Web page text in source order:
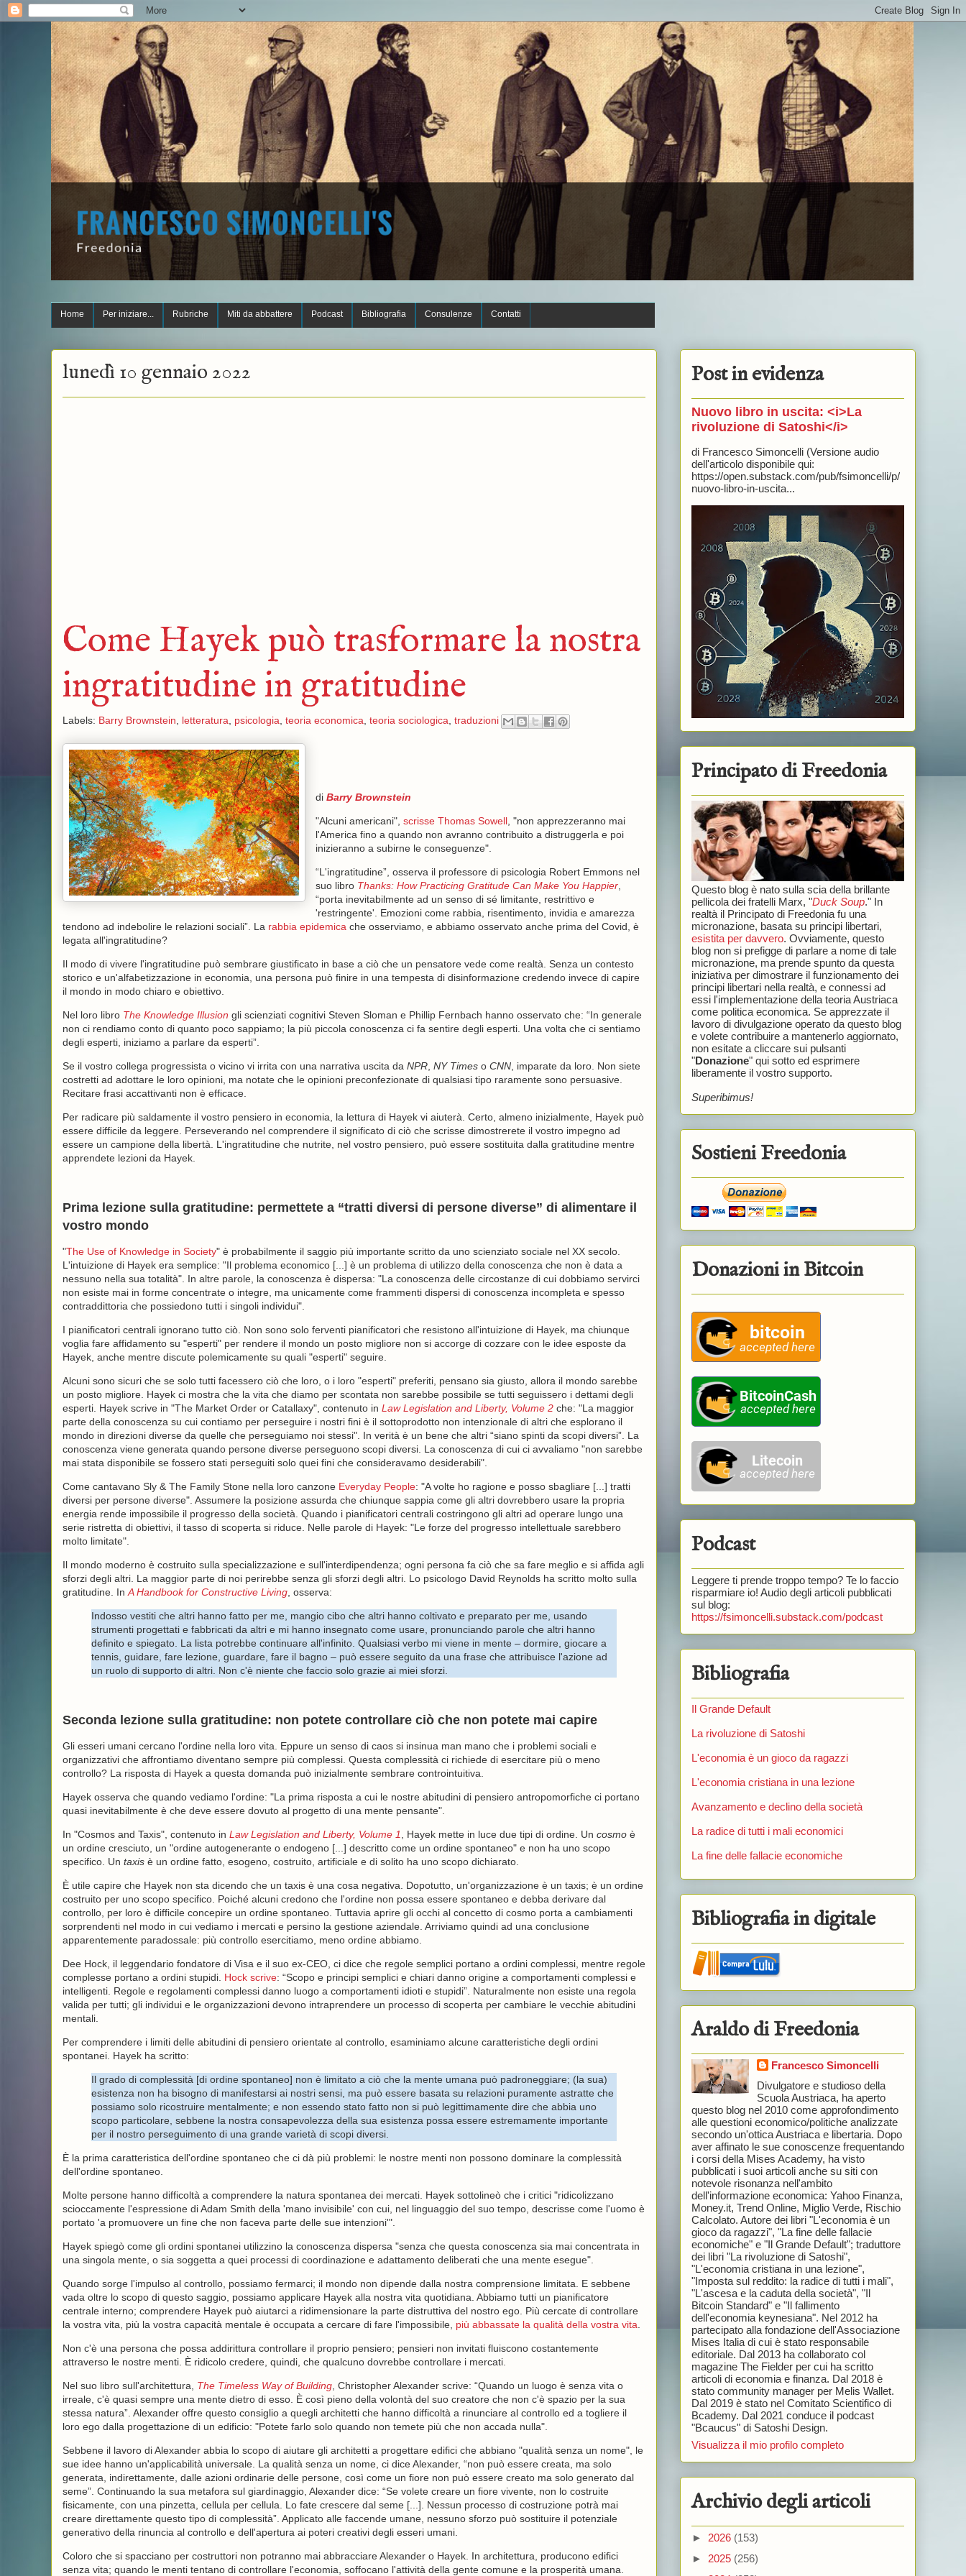
Home Per iniziare... Rubriche Miti da abbattere Podcast Bibliografia Consulenze Contatti
lunedì 10 gennaio 2022
Come Hayek può trasformare la nostra
ingratitudine in gratitudine
Labels: Barry Brownstein, letteratura, psicologia, teoria economica, teoria sociologica, traduzioni
di Barry Brownstein
"Alcuni americani", scrisse Thomas Sowell, "non apprezzeranno mai
l'America fino a quando non avranno contribuito a distruggerla e poi
inizieranno a subirne le conseguenze".
“L'ingratitudine”, osserva il professore di psicologia Robert Emmons nel
suo libro Thanks: How Practicing Gratitude Can Make You Happier,
“porta inevitabilmente ad un senso di sé limitante, restrittivo e
'restringente'. Emozioni come rabbia, risentimento, invidia e amarezza
tendono ad indebolire le relazioni sociali”. La rabbia epidemica che osserviamo, e abbiamo osservato anche prima del Covid, è
legata all'ingratitudine?
Il modo di vivere l'ingratitudine può sembrare giustificato in base a ciò che un pensatore vede come realtà. Senza un contesto
storico e un'alfabetizzazione in economia, una persona può finire in una tempesta di disinformazione credendo invece di capire
il mondo in modo chiaro e obiettivo.
Nel loro libro The Knowledge Illusion gli scienziati cognitivi Steven Sloman e Phillip Fernbach hanno osservato che: “In generale
non ci rendiamo conto di quanto poco sappiamo; la più piccola conoscenza ci fa sentire degli esperti. Una volta che ci sentiamo
degli esperti, iniziamo a parlare da esperti”.
Se il vostro collega progressista o vicino vi irrita con una narrativa uscita da NPR, NY Timeso CNN, imparate da loro. Non siete
costretti ad adottare le loro opinioni, ma notate che le opinioni preconfezionate di qualsiasi tipo raramente sono persuasive.
Recitare frasi accattivanti non è efficace.
Per radicare più saldamente il vostro pensiero in economia, la lettura di Hayek vi aiuterà. Certo, almeno inizialmente, Hayek può
essere difficile da leggere. Perseverando nel comprendere il significato di ciò che scrisse dimostrerete il vostro impegno ad
essere un campione della libertà. L'ingratitudine che nutrite, nel vostro pensiero, può essere sostituita dalla gratitudine mentre
apprendete lezioni da Hayek.
Prima lezione sulla gratitudine: permettete a “tratti diversi di persone diverse” di alimentare il
vostro mondo
"The Use of Knowledge in Society" è probabilmente il saggio più importante scritto da uno scienziato sociale nel XX secolo.
L'intuizione di Hayek era semplice: "Il problema economico [...] è un problema di utilizzo della conoscenza che non è data a
nessuno nella sua totalità". In altre parole, la conoscenza è dispersa: "La conoscenza delle circostanze di cui dobbiamo servirci
non esiste mai in forme concentrate o integre, ma unicamente come frammenti dispersi di conoscenza incompleta e spesso
contraddittoria che possiedono tutti i singoli individui".
I pianificatori centrali ignorano tutto ciò. Non sono solo ferventi pianificatori che resistono all'intuizione di Hayek, ma chiunque
voglia fare affidamento su "esperti" per rendere il mondo un posto migliore non si accorge di cozzare con le idee esposte da
Hayek, anche mentre discute polemicamente su quali "esperti" seguire.
Alcuni sono sicuri che se solo tutti facessero ciò che loro, o i loro "esperti" preferiti, pensano sia giusto, allora il mondo sarebbe
un posto migliore. Hayek ci mostra che la vita che diamo per scontata non sarebbe possibile se tutti seguissero i dettami degli
esperti. Hayek scrive in "The Market Order or Catallaxy", contenuto in Law Legislation and Liberty, Volume 2che: "La maggior
parte della conoscenza su cui contiamo per perseguire i nostri fini è il sottoprodotto non intenzionale di altri che esplorano il
mondo in direzioni diverse da quelle che perseguiamo noi stessi". In verità è un bene che altri “siano spinti da scopi diversi”. La
conoscenza viene generata quando persone diverse perseguono scopi diversi. La conoscenza di cui ci avvaliamo "non sarebbe
mai stata disponibile se fossero stati perseguiti solo quei fini che consideravamo desiderabili".
Come cantavano Sly & The Family Stone nella loro canzone Everyday People: "A volte ho ragione e posso sbagliare [...] tratti
diversi per persone diverse". Assumere la posizione assurda che chiunque sappia come gli altri dovrebbero usare la propria
energia rende impossibile il progresso della società. Quando i pianificatori centrali costringono gli altri ad operare lungo una
serie ristretta di obiettivi, il tasso di scoperta si riduce. Nelle parole di Hayek: "Le forze del progresso intellettuale sarebbero
molto limitate".
Il mondo moderno è costruito sulla specializzazione e sull'interdipendenza; ogni persona fa ciò che sa fare meglio e si affida agli
sforzi degli altri. La maggior parte di noi perirebbe senza gli sforzi degli altri. Lo psicologo David Reynolds ha scritto molto sulla
gratitudine. In A Handbook for Constructive Living, osserva:
Indosso vestiti che altri hanno fatto per me, mangio cibo che altri hanno coltivato e preparato per me, usando
strumenti progettati e fabbricati da altri e mi hanno insegnato come usare, pronunciando parole che altri hanno
definito e spiegato. La lista potrebbe continuare all'infinito. Qualsiasi verbo mi viene in mente – dormire, giocare a
tennis, guidare, fare lezione, guardare, fare il bagno – può essere seguito da una frase che attribuisce l'azione ad
un ruolo di supporto di altri. Non c'è niente che faccio solo grazie ai miei sforzi.
Seconda lezione sulla gratitudine: non potete controllare ciò che non potete mai capire
Gli esseri umani cercano l'ordine nella loro vita. Eppure un senso di caos si insinua man mano che i problemi sociali e
organizzativi che affrontiamo diventano sempre più complessi. Questa complessità ci richiede di esercitare più o meno
controllo? La risposta di Hayek a questa domanda può inizialmente sembrare controintuitiva.
Hayek osserva che quando vediamo l'ordine: "La prima risposta a cui le nostre abitudini di pensiero antropomorfiche ci portano
quasi inevitabilmente è che deve essere dovuto al progetto di una mente pensante".
In "Cosmos and Taxis", contenuto in Law Legislation and Liberty, Volume 1 , Hayek mette in luce due tipi di ordine. Un cosmoè
un ordine cresciuto, un "ordine autogenerante o endogeno [...] descritto come un ordine spontaneo" e non ha uno scopo
specifico. Un taxisè un ordine fatto, esogeno, costruito, artificiale e di solito ha uno scopo dichiarato.
È utile capire che Hayek non sta dicendo che un taxis è una cosa negativa. Dopotutto, un'organizzazione è un taxis; è un ordine
costruito per uno scopo specifico. Poiché alcuni credono che l'ordine non possa essere spontaneo e debba derivare dal
controllo, per loro è difficile concepire un ordine spontaneo. Tuttavia aprire gli occhi al concetto di cosmo porta a cambiamenti
sorprendenti nel modo in cui vediamo i mercati e persino la gestione aziendale. Arriviamo quindi ad una conclusione
apparentemente paradossale: più controllo esercitiamo, meno ordine abbiamo.
Dee Hock, il leggendario fondatore di Visa e il suo ex-CEO, ci dice che regole semplici portano a ordini complessi, mentre regole
complesse portano a ordini stupidi. Hock scrive: “Scopo e principi semplici e chiari danno origine a comportamenti complessi e
intelligenti. Regole e regolamenti complessi danno luogo a comportamenti idioti e stupidi”. Naturalmente non esiste una regola
valida per tutti; gli individui e le organizzazioni devono intraprendere un processo di scoperta per cambiare le vecchie abitudini
mentali.
Per comprendere i limiti delle abitudini di pensiero orientate al controllo, esaminiamo alcune caratteristiche degli ordini
spontanei. Hayek ha scritto:
Il grado di complessità [di ordine spontaneo] non è limitato a ciò che la mente umana può padroneggiare; (la sua)
esistenza non ha bisogno di manifestarsi ai nostri sensi, ma può essere basata su relazioni puramente astratte che
possiamo solo ricostruire mentalmente; e non essendo stato fatto non si può legittimamente dire che abbia uno
scopo particolare, sebbene la nostra consapevolezza della sua esistenza possa essere estremamente importante
per il nostro perseguimento di una grande varietà di scopi diversi.
È la prima caratteristica dell'ordine spontaneo che ci dà più problemi: le nostre menti non possono dominare la complessità
dell'ordine spontaneo.
Molte persone hanno difficoltà a comprendere la natura spontanea dei mercati. Hayek sottolineò che i critici "ridicolizzano
scioccamente l'espressione di Adam Smith della 'mano invisibile' con cui, nel linguaggio del suo tempo, descrisse come l'uomo è
portato 'a promuovere un fine che non faceva parte delle sue intenzioni'".
Hayek spiegò come gli ordini spontanei utilizzino la conoscenza dispersa "senza che questa conoscenza sia mai concentrata in
una singola mente, o sia soggetta a quei processi di coordinazione e adattamento deliberati che una mente esegue".
Quando sorge l'impulso al controllo, possiamo fermarci; il mondo non dipende dalla nostra comprensione limitata. E sebbene
vada oltre lo scopo di questo saggio, possiamo applicare Hayek alla nostra vita quotidiana. Abbiamo tutti un pianificatore
centrale interno; comprendere Hayek può aiutarci a ridimensionare la parte distruttiva del nostro ego. Più cercate di controllare
la vostra vita, più la vostra capacità mentale è occupata a cercare di fare l'impossibile, più abbassate la qualità della vostra vita
Non c'è una persona che possa addirittura controllare il proprio pensiero; pensieri non invitati fluiscono costantemente
attraverso le nostre menti. È ridicolo credere, quindi, che qualcuno dovrebbe controllare i mercati.
Nel suo libro sull'architettura, The Timeless Way of Building, Christopher Alexander scrive: “Quando un luogo è senza vita o
irreale, c'è quasi sempre una mente dietro di esso. È così pieno della volontà del suo creatore che non c'è spazio per la sua
stessa natura”. Alexander offre questo consiglio a quegli architetti che hanno difficoltà a rinunciare al controllo ed a togliere il
loro ego dalla progettazione di un edificio: "Potete farlo solo quando non temete più che non accada nulla".
Sebbene il lavoro di Alexander abbia lo scopo di aiutare gli architetti a progettare edifici che abbiano "qualità senza un nome", le
sue idee hanno un'applicabilità universale. La qualità senza un nome, ci dice Alexander, “non può essere creata, ma solo
generata, indirettamente, dalle azioni ordinarie delle persone, così come un fiore non può essere creato ma solo generato dal
seme”. Continuando la sua metafora sul giardinaggio, Alexander dice: “Se volete creare un fiore vivente, non lo costruite
fisicamente, con una pinzetta, cellula per cellula. Lo fate crescere dal seme [...]. Nessun processo di costruzione potrà mai
creare direttamente questo tipo di complessità”. Applicato alle faccende umane, nessuno sforzo può sostituire il potenziale
generativo della rinuncia al controllo e dell'apertura ai poteri creativi degli esseri umani.
Coloro che si spacciano per costruttori non potranno mai abbracciare Alexander o Hayek. In architettura, producono edifici
senza vita; quando le menti tentano di controllare l'economia, soffocano l'attività della gente comune e la prosperità umana.
Post in evidenza
Nuovo libro in uscita: <i>La
rivoluzione di Satoshi</i>
di Francesco Simoncelli (Versione audio
dell'articolo disponibile qui:
https://open.substack.com/pub/fsimoncelli/p/
nuovo-libro-in-uscita...
Principato di Freedonia
Questo blog è nato sulla scia della brillante
pellicola dei fratelli Marx, "Duck Soup." In
realtà il Principato di Freedonia fu una
micronazione, basata su principi libertari,
esistita per davvero. Ovviamente, questo
blog non si prefigge di parlare a nome di tale
micronazione, ma prende spunto da questa
iniziativa per dimostrare il funzionamento dei
principi libertari nella realtà, e connessi ad
essi l'implementazione della teoria Austriaca
come politica economica. Se apprezzate il
lavoro di divulgazione operato da questo blog
e volete contribuire a mantenerlo aggiornato,
non esitate a cliccare sui pulsanti
"Donazione" qui sotto ed esprimere
liberamente il vostro supporto.
Superibimus!
Sostieni Freedonia
Donazioni in Bitcoin
Podcast
Leggere ti prende troppo tempo? Te lo faccio
risparmiare io! Audio degli articoli pubblicati
sul blog:
https://fsimoncelli.substack.com/podcast
Bibliografia
Il Grande Default
La rivoluzione di Satoshi
L'economia è un gioco da ragazzi
L'economia cristiana in una lezione
Avanzamento e declino della società
La radice di tutti i mali economici
La fine delle fallacie economiche
Bibliografia in digitale
Araldo di Freedonia
Francesco Simoncelli
Divulgatore e studioso della
Scuola Austriaca, ha aperto
questo blog nel 2010 come approfondimento
alle questioni economico/politiche analizzate
secondo un'ottica Austriaca e libertaria. Dopo
aver affinato le sue conoscenze frequentando
i corsi della Mises Academy, ha visto
pubblicati i suoi articoli anche su siti con
notevole risonanza nell'ambito
dell'informazione economica: Yahoo Finanza,
Money.it, Trend Online, Miglio Verde, Rischio
Calcolato. Autore dei libri "L'economia è un
gioco da ragazzi", "La fine delle fallacie
economiche" e "Il Grande Default"; traduttore
dei libri "La rivoluzione di Satoshi",
"L'economia cristiana in una lezione",
"Imposta sul reddito: la radice di tutti i mali",
"L'ascesa e la caduta della società", "Il
Bitcoin Standard" e "Il fallimento
dell'economia keynesiana". Nel 2012 ha
partecipato alla fondazione dell'Associazione
Mises Italia di cui è stato responsabile
editoriale. Dal 2013 ha collaborato col
magazine The Fielder per cui ha scritto
articoli di economia e finanza. Dal 2018 è
stato community manager per Melis Wallet.
Dal 2019 è stato nel Comitato Scientifico di
Bcademy. Dal 2021 conduce il podcast
"Bcaucus" di Satoshi Design.
Visualizza il mio profilo completo
Archivio degli articoli
► 2026 (153)
► 2025 (256)